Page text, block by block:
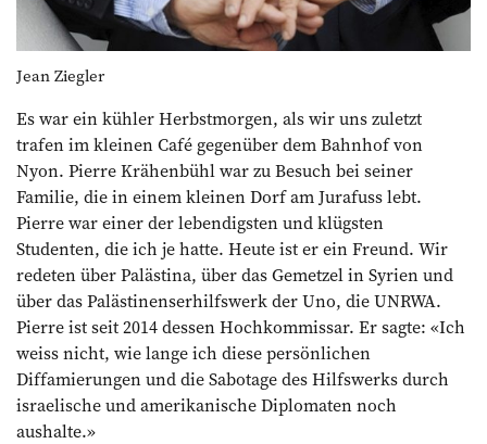
Jean Ziegler
Es war ein kühler Herbstmorgen, als wir uns zuletzt
trafen im kleinen Café gegenüber dem Bahnhof von
Nyon. Pierre Krähenbühl war zu Besuch bei seiner
Familie, die in einem kleinen Dorf am Jurafuss lebt.
Pierre war einer der lebendigsten und klügsten
Studenten, die ich je hatte. Heute ist er ein Freund. Wir
redeten über Palästina, über das Gemetzel in Syrien und
über das Palästinenserhilfswerk der Uno, die UNRWA.
Pierre ist seit 2014 dessen Hochkommissar. Er sagte: «Ich
weiss nicht, wie lange ich diese persönlichen
Diffamierungen und die Sabotage des Hilfswerks durch
israelische und amerikanische Diplomaten noch
aushalte.»